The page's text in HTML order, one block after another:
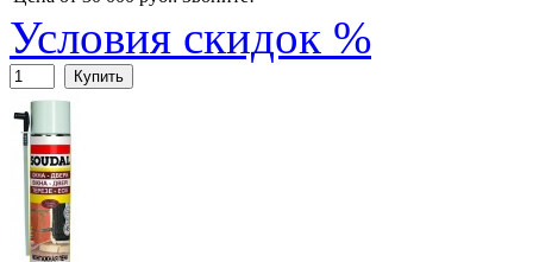
Условия скидок %
Купить